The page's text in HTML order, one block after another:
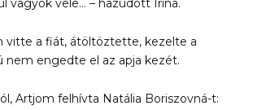
vagyok vele… – hazudott Irina.
vitte a fiát, átöltöztette, kezelte a
nem engedte el az apja kezét.
Artjom felhívta Natália Boriszovná-t: